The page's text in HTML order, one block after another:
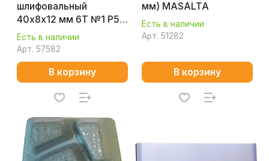
шлифовальный
40х8х12 мм 6T №1 P50
(бетон) Splitstone 1755
Есть в наличии
Арт. 57582
В корзину
мм) MASALTA
Есть в наличии
Арт. 51282
В корзину